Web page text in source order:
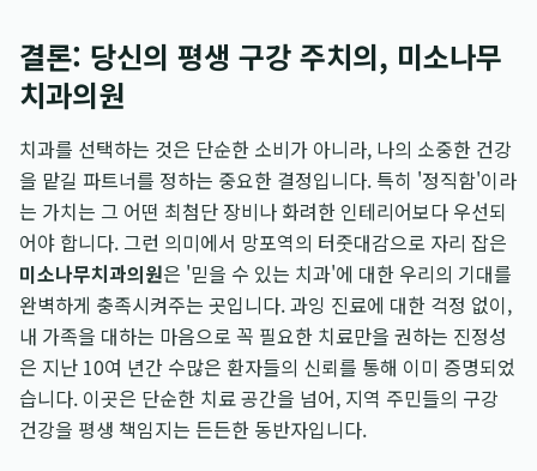
결론: 당신의 평생 구강 주치의, 미소나무
치과의원
치과를 선택하는 것은 단순한 소비가 아니라, 나의 소중한 건강
을 맡길 파트너를 정하는 중요한 결정입니다. 특히 '정직함'이라
는 가치는 그 어떤 최첨단 장비나 화려한 인테리어보다 우선되
어야 합니다. 그런 의미에서 망포역의 터줏대감으로 자리 잡은
미소나무치과의원은 '믿을 수 있는 치과'에 대한 우리의 기대를
완벽하게 충족시켜주는 곳입니다. 과잉 진료에 대한 걱정 없이,
내 가족을 대하는 마음으로 꼭 필요한 치료만을 권하는 진정성
은 지난 10여 년간 수많은 환자들의 신뢰를 통해 이미 증명되었
습니다. 이곳은 단순한 치료 공간을 넘어, 지역 주민들의 구강
건강을 평생 책임지는 든든한 동반자입니다.